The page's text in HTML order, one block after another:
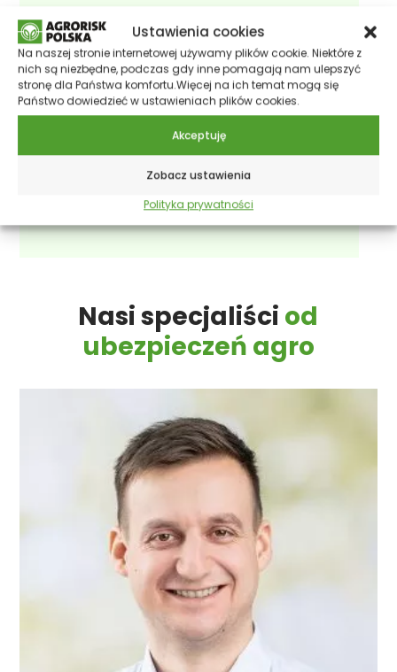
Ustawienia cookies
Na naszej stronie internetowej używamy plików cookie. Niektóre z
nich są niezbędne, podczas gdy inne pomagają nam ulepszyć
stronę dla Państwa komfortu.Więcej na ich temat mogą się
Państwo dowiedzieć wustawieniach plików cookies.
Akceptuję
Zobacz ustawienia
Polityka prywatności
Michael
Lösche
Prezes Zarządu
Hedwig
Thomanek
Członek Zarządu
Nasi specjaliści od
ubezpieczeń agro